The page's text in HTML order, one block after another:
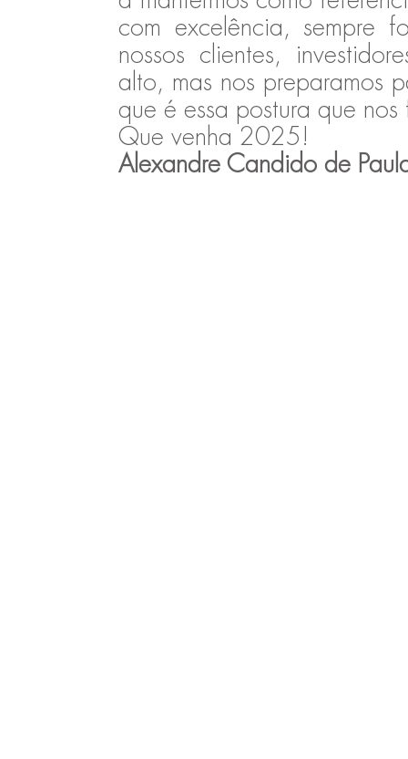
com excelência, sempre
nossos clientes,
alto, mas nos preparamos
que é essa postura que
Que venha 2025!
Alexandre Candido de